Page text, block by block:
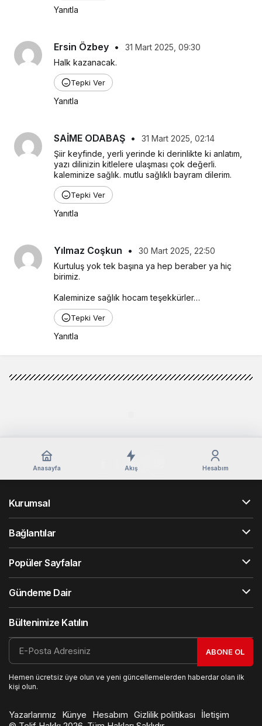
Yanıtla
Ersin Özbey •
31 Mart 2025, 09:30
Halk kazanacak.
Tepki Ver
Yanıtla
SAİME ODABAŞ •
31 Mart 2025, 02:14
Şiir keyfinde, yerli yerinde ki derinlikte ki anlatım,
yazı dilinizin kitlelere ulaşması çok değerli.
kaleminize sağlık. mutlu sağlıklı bayram dilerim.
Tepki Ver
Yanıtla
Yılmaz Coşkun •
30 Mart 2025, 22:50
Kurtuluş yok tek başına ya hep beraber ya hiç
birimiz.
Kaleminize sağlık hocam teşekkürler…
Tepki Ver
Yanıtla
Anasayfa Akış Hesabım
Kurumsal
Bağlantılar
Popüler Sayfalar
Gündeme Dair
Bültenimize Katılın
ABONE OL
Hemen ücretsiz üye olun ve yeni güncellemelerden haberdar olan ilk
kişi olun.
Yazarlarımız Künye Hesabım Gizlilik politikası
İletişim